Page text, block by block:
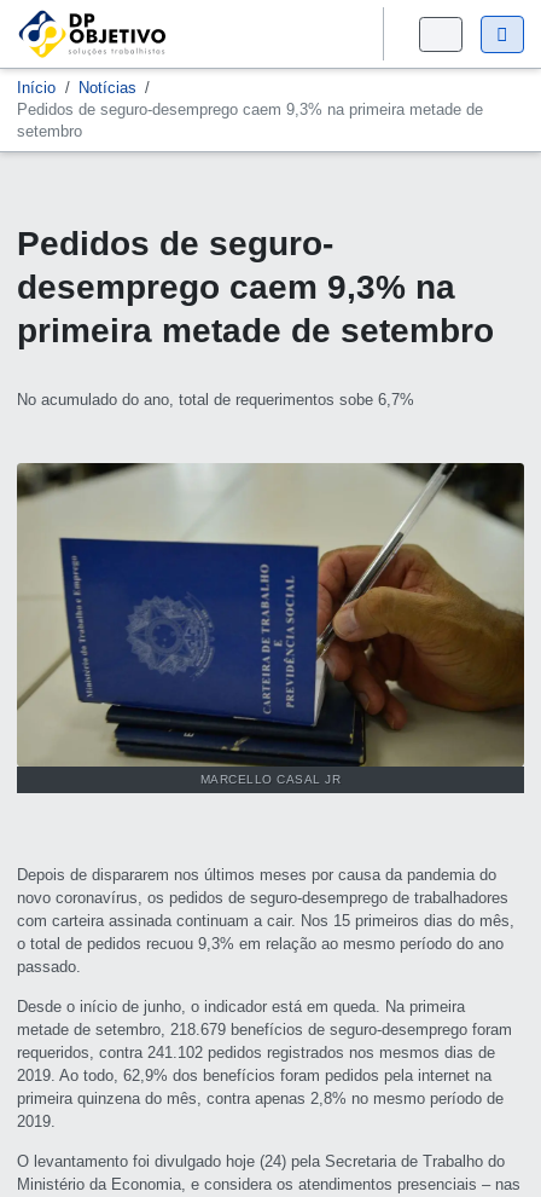
Início
Notícias
Pedidos de seguro-desemprego caem 9,3% na primeira metade de
setembro
Pedidos de seguro-
desemprego caem 9,3% na
primeira metade de setembro
No acumulado do ano, total de requerimentos sobe 6,7%
MARCELLO CASAL JR
Depois de dispararem nos últimos meses por causa da pandemia do
novo coronavírus, os pedidos de seguro-desemprego de trabalhadores
com carteira assinada continuam a cair. Nos 15 primeiros dias do mês,
o total de pedidos recuou 9,3% em relação ao mesmo período do ano
passado.
Desde o início de junho, o indicador está em queda. Na primeira
metade de setembro, 218.679 benefícios de seguro-desemprego foram
requeridos, contra 241.102 pedidos registrados nos mesmos dias de
2019. Ao todo, 62,9% dos benefícios foram pedidos pela internet na
primeira quinzena do mês, contra apenas 2,8% no mesmo período de
2019.
O levantamento foi divulgado hoje (24) pela Secretaria de Trabalho do
Ministério da Economia, e considera os atendimentos presenciais – nas